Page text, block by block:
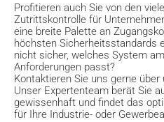
Profitieren auch Sie von den
Zutrittskontrolle für
eine breite Palette an
höchsten Sicherheitsstandards
nicht sicher, welches System
Anforderungen passt?
Kontaktieren Sie uns gerne über
Unser Expertenteam berät Sie
gewissenhaft und findet das
für Ihre Industrie- oder